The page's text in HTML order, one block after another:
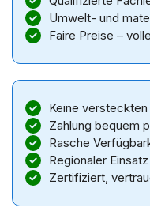
Umwelt- und
Faire Preise –
Keine
Zahlung bequem
Rasche
Regionaler
Zertifiziert,